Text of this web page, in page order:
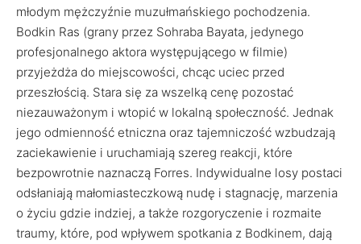
młodym mężczyźnie muzułmańskiego pochodzenia.
Bodkin Ras (grany przez Sohraba Bayata, jedynego
profesjonalnego aktora występującego w filmie)
przyjeżdża do miejscowości, chcąc uciec przed
przeszłością. Stara się za wszelką cenę pozostać
niezauważonym i wtopić w lokalną społeczność. Jednak
jego odmienność etniczna oraz tajemniczość wzbudzają
zaciekawienie i uruchamiają szereg reakcji, które
bezpowrotnie naznaczą Forres. Indywidualne losy postaci
odsłaniają małomiasteczkową nudę i stagnację, marzenia
o życiu gdzie indziej, a także rozgoryczenie i rozmaite
traumy, które, pod wpływem spotkania z Bodkinem, dają